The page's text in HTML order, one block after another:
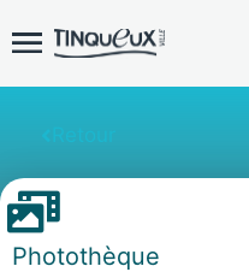
Photothèque